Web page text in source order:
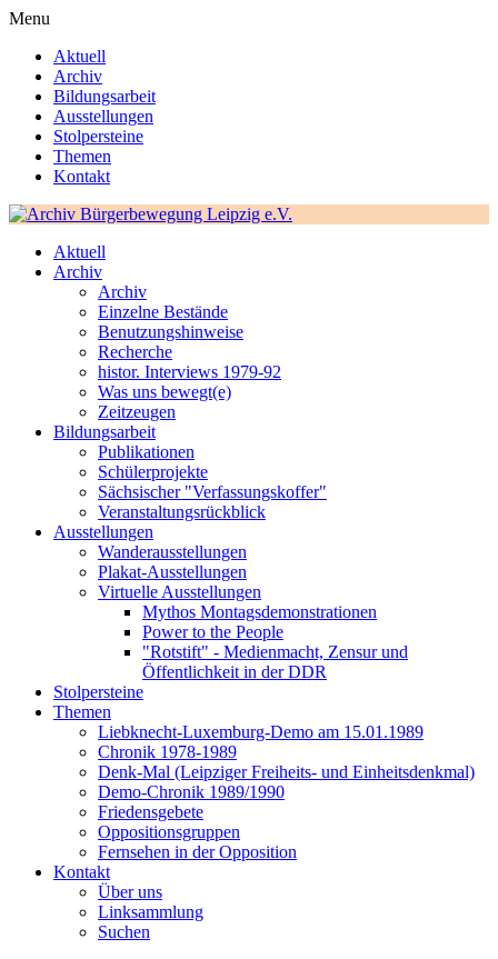
Menu
Aktuell
Archiv
Bildungsarbeit
Ausstellungen
Stolpersteine
Themen
Kontakt
Aktuell
Archiv
Archiv
Einzelne Bestände
Benutzungshinweise
Recherche
histor. Interviews 1979-92
Was uns bewegt(e)
Zeitzeugen
Bildungsarbeit
Publikationen
Schülerprojekte
Sächsischer "Verfassungskoffer"
Veranstaltungsrückblick
Ausstellungen
Wanderausstellungen
Plakat-Ausstellungen
Virtuelle Ausstellungen
Mythos Montagsdemonstrationen
Power to the People
"Rotstift" - Medienmacht, Zensur und
Öffentlichkeit in der DDR
Stolpersteine
Themen
Liebknecht-Luxemburg-Demo am 15.01.1989
Chronik 1978-1989
Denk-Mal (Leipziger Freiheits- und Einheitsdenkmal)
Demo-Chronik 1989/1990
Friedensgebete
Oppositionsgruppen
Fernsehen in der Opposition
Kontakt
Über uns
Linksammlung
Suchen